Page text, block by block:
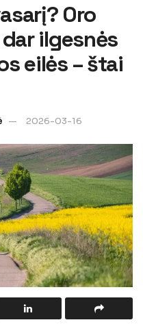
Oro
ilgesnės
eilės – štai
2026-03-16